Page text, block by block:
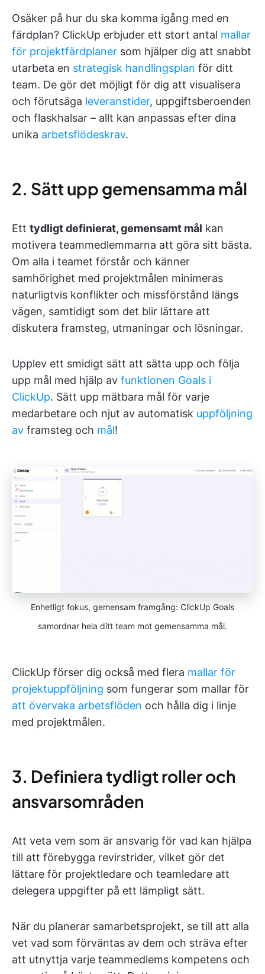
Osäker på hur du ska komma igång med en
färdplan? ClickUp erbjuder ett stort antal mallar
för projektfärdplaner som hjälper dig att snabbt
utarbeta en strategisk handlingsplan för ditt
team. De gör det möjligt för dig att visualisera
och förutsäga leveranstider, uppgiftsberoenden
och flaskhalsar – allt kan anpassas efter dina
unika arbetsflödeskrav.
2. Sätt upp gemensamma mål
Ett tydligt definierat, gemensamt mål kan
motivera teammedlemmarna att göra sitt bästa.
Om alla i teamet förstår och känner
samhörighet med projektmålen minimeras
naturligtvis konflikter och missförstånd längs
vägen, samtidigt som det blir lättare att
diskutera framsteg, utmaningar och lösningar.
Upplev ett smidigt sätt att sätta upp och följa
upp mål med hjälp av funktionen Goals i
ClickUp. Sätt upp mätbara mål för varje
medarbetare och njut av automatisk uppföljning
av framsteg och mål!
Enhetligt fokus, gemensam framgång: ClickUp Goals
samordnar hela ditt team mot gemensamma mål.
ClickUp förser dig också med flera mallar för
projektuppföljning som fungerar som mallar för
att övervaka arbetsflöden och hålla dig i linje
med projektmålen.
3. Definiera tydligt roller och
ansvarsområden
Att veta vem som är ansvarig för vad kan hjälpa
till att förebygga revirstrider, vilket gör det
lättare för projektledare och teamledare att
delegera uppgifter på ett lämpligt sätt.
När du planerar samarbetsprojekt, se till att alla
vet vad som förväntas av dem och sträva efter
att utnyttja varje teammedlems kompetens och